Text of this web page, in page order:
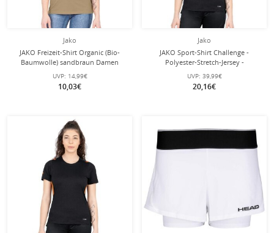
Jako
JAKO Freizeit-Shirt Organic (Bio-
Baumwolle) sandbraun Damen
UVP: 14,99€
10,03€
Jako
JAKO Sport-Shirt Challenge -
Polyester-Stretch-Jersey -
schwarz/weiss Damen
UVP: 39,99€
20,16€